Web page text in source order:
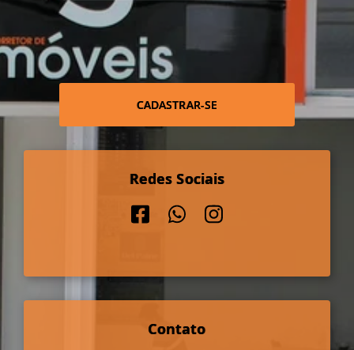
CADASTRAR-SE
Redes Sociais
Contato